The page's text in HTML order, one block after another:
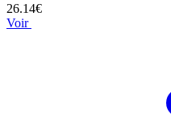
26.14€
Voir